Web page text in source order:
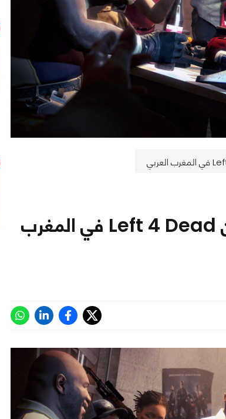
شائعات: قد تكون أحداث الجزء الثالث من Left 4 Dead في المغرب